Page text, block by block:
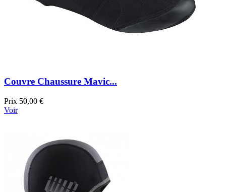
Couvre Chaussure Mavic...
Prix 50,00 €
Voir